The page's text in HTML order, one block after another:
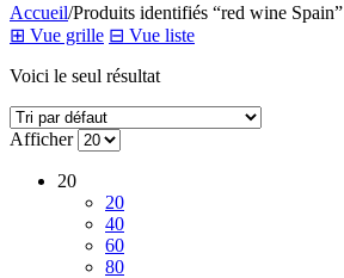
Accueil/Produits identifiés “red wine Spain”
⊞ Vue grille ⊟ Vue liste
Voici le seul résultat
Afficher
20
20
40
60
80